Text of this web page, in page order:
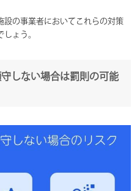
設の事業者においてこれらの対策
ょう。
しない場合は罰則の可能